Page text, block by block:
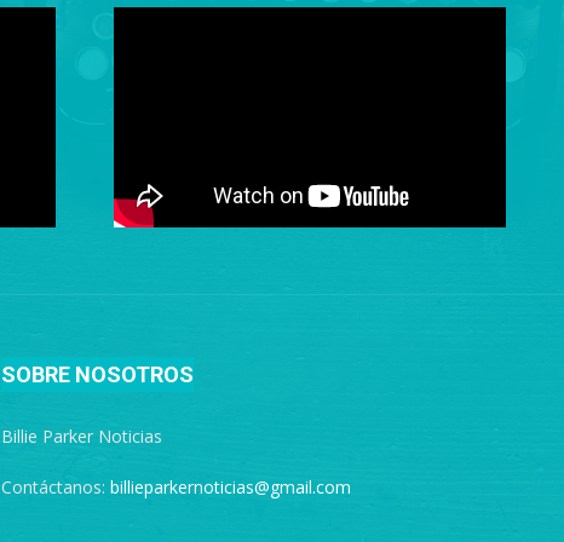
SOBRE NOSOTROS
Billie Parker Noticias
Contáctanos: billieparkernoticias@gmail.com